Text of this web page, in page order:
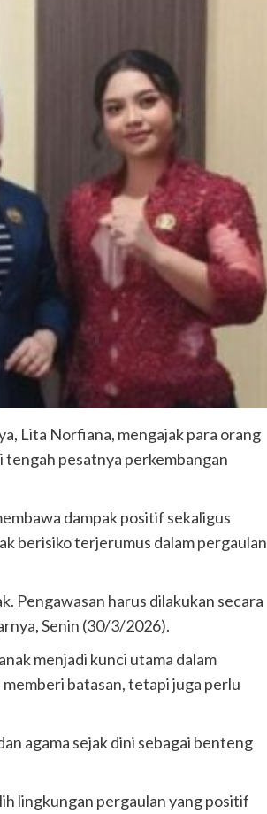
Lita Norfiana, mengajak para orang
pesatnya perkembangan
dampak positif sekaligus
berisiko terjerumus dalam pergaulan
Pengawasan harus dilakukan secara
Senin (30/3/2026).
menjadi kunci utama dalam
batasan, tetapi juga perlu
agama sejak dini sebagai benteng
lingkungan pergaulan yang positif